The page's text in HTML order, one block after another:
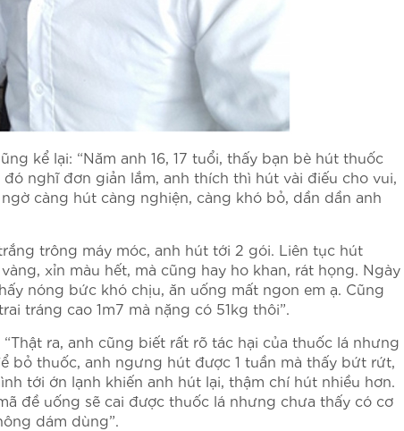
kể lại: “Năm anh 16, 17 tuổi, thấy bạn bè hút thuốc
nghĩ đơn giản lắm, anh thích thì hút vài điếu cho vui,
càng hút càng nghiện, càng khó bỏ, dần dần anh
trông máy móc, anh hút tới 2 gói. Liên tục hút
xỉn màu hết, mà cũng hay ho khan, rát họng. Ngày
nóng bức khó chịu, ăn uống mất ngon em ạ. Cũng
tráng cao 1m7 mà nặng có 51kg thôi”.
ra, anh cũng biết rất rõ tác hại của thuốc lá nhưng
bỏ thuốc, anh ngưng hút được 1 tuần mà thấy bứt rứt,
tới ớn lạnh khiến anh hút lại, thậm chí hút nhiều hơn.
đề uống sẽ cai được thuốc lá nhưng chưa thấy có cơ
dám dùng”.